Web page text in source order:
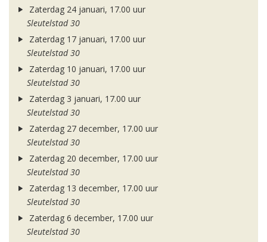
Zaterdag 24 januari, 17.00 uur
Sleutelstad 30
Zaterdag 17 januari, 17.00 uur
Sleutelstad 30
Zaterdag 10 januari, 17.00 uur
Sleutelstad 30
Zaterdag 3 januari, 17.00 uur
Sleutelstad 30
Zaterdag 27 december, 17.00 uur
Sleutelstad 30
Zaterdag 20 december, 17.00 uur
Sleutelstad 30
Zaterdag 13 december, 17.00 uur
Sleutelstad 30
Zaterdag 6 december, 17.00 uur
Sleutelstad 30